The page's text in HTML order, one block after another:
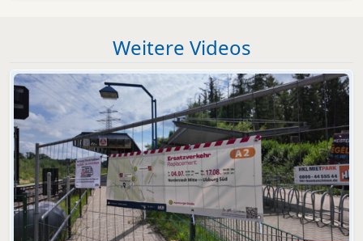
Weitere Videos